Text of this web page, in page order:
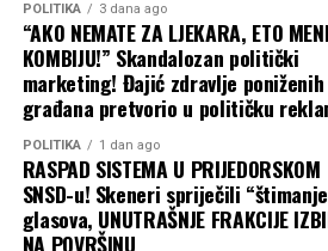
dodatnih 200 KM.
Subvencije za boravak djece u
ustanovama povećane su za 30
U ponedjeljak bi trebalo da bude
putem kojeg će roditelji moći da se
jednokratnu podršku od 100 KM za
je najavljeno povećanje stipendija
POLITIKA 3 dana ago
“AKO NEMATE ZA LJEKARA, ETO
KOMBIJU!” Skandalozan politički
marketing! Đajić zdravlje poniženih
građana pretvorio u političku
POLITIKA 1 dan ago
RASPAD SISTEMA U PRIJEDORSKOM
SNSD-u! Skeneri spriječili
glasova, UNUTRAŠNJE FRAKCIJE
NA POVRŠINU